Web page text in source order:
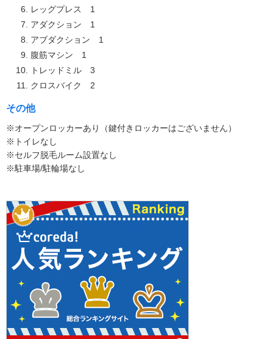
レッグプレス 1
アダクション 1
アブダクション 1
腹筋マシン 1
トレッドミル 3
クロスバイク 2
その他
※オープンロッカーあり（鍵付きロッカーはございません）
※トイレなし
※セルフ脱毛ルーム設置なし
※駐車場/駐輪場なし